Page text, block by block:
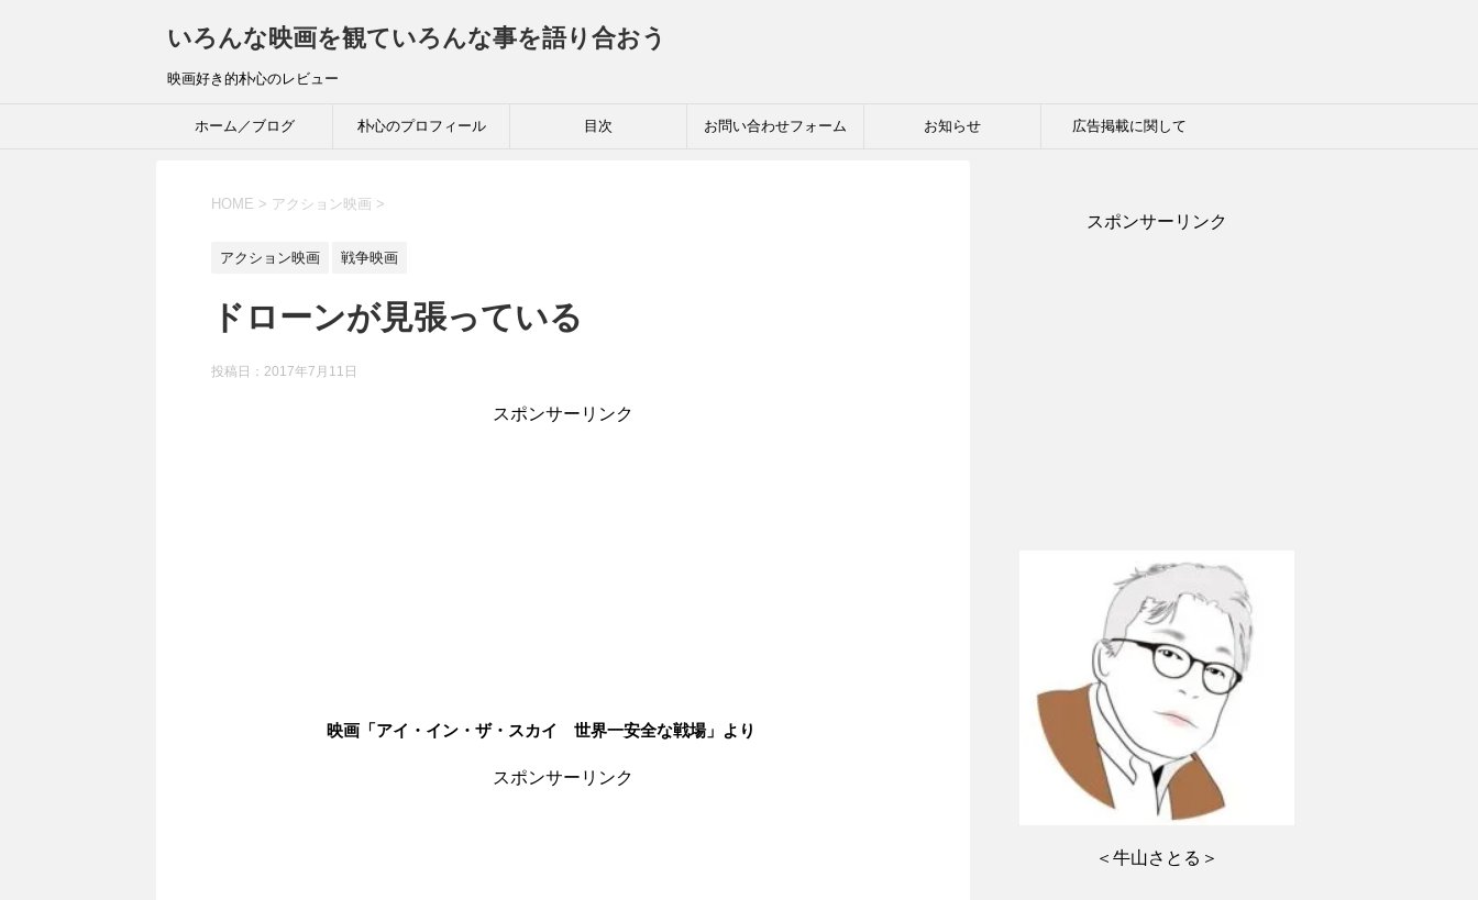
いろんな映画を観ていろんな事を語り合おう
映画好き的朴心のレビュー
ホーム／ブログ 朴心のプロフィール 目次 お問い合わせフォーム お知らせ 広告掲載に関して
HOME > アクション映画 >
アクション映画 戦争映画
ドローンが見張っている
投稿日： 2017年7月11日
スポンサーリンク
映画「アイ・イン・ザ・スカイ 世界一安全な戦場」より
スポンサーリンク
スポンサーリンク
＜牛山さとる＞